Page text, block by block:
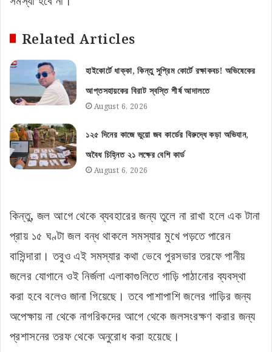
Related Articles
হাইকোর্টে ধাক্কা, কিন্তু সুপ্রিম কোর্টে রক্ষাকবচ! অভিষেকের
আপ্তসহায়কের বিরাট স্বস্তি শীর্ষ আদালতে
August 6, 2026
১২৫ দিনের কাজে ভুয়ো জব কার্ডের বিরুদ্ধে কড়া অভিযান,
অবৈধ চিহ্নিত ২১ লক্ষের বেশি কার্ড
August 6, 2026
কিন্তু, জল আগে থেকে ব্যবহারের জন্য তুলে না রাখা হলে এক টানা
প্রায় ১৫ ঘণ্টা জল বন্ধ থাকলে সমস্যার মুখে পড়তে পারেন
বাসিন্দারা। তবুও এই সমস্যার কথা ভেবে পুরসভার তরফে পানীয়
জলের যোগানে ওই নির্জলা এলাকাগুলিতে গাড়ি পাঠানোর ব্যবস্থা
করা হবে বলেও জানা গিয়েছে। তবে পাশাপাশি জলের গাড়ির জন্য
অপেক্ষায় না থেকে নাগরিকদের আগে থেকে জলসংরক্ষণ করার জন্য
প্রশাসনের তরফ থেকে অনুরোধ করা হয়েছে।